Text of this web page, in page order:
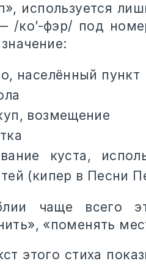
используется
/ко’-фэр/ под
населённый пункт
возмещение
куста,
(кипер в Песни
чаще всего
«поменять
этого стиха